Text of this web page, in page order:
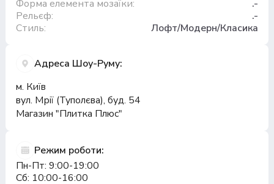
Форма елемента мозаїки:
.-
Рельєф:
.-
Стиль:
Лофт/Модерн/Класика
Адреса Шоу-Руму:
м. Київ
вул. Мрії (Туполєва), буд. 54
Магазин "Плитка Плюс"
Режим роботи:
Пн-Пт: 9:00-19:00
Сб: 10:00-16:00